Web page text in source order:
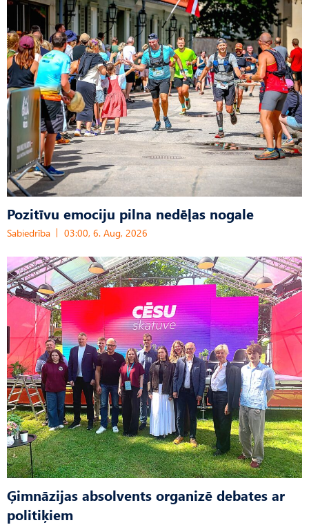
Pozitīvu emociju pilna nedēļas nogale
Sabiedrība 03:00, 6. Aug, 2026
Ģimnāzijas absolvents organizē debates ar
politiķiem